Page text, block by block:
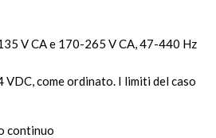
V CA e 170-265 V CA, 47-440 Hz
VDC, come ordinato. I limiti del caso
continuo